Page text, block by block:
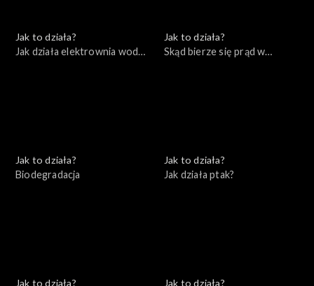
Jak to działa?
Jak działa elektrownia wodna
Jak to działa?
Skąd bierze się prąd w
Jak to działa?
Biodegradacja
Jak to działa?
Jak działa ptak?
Jak to działa?
Jak to działa?